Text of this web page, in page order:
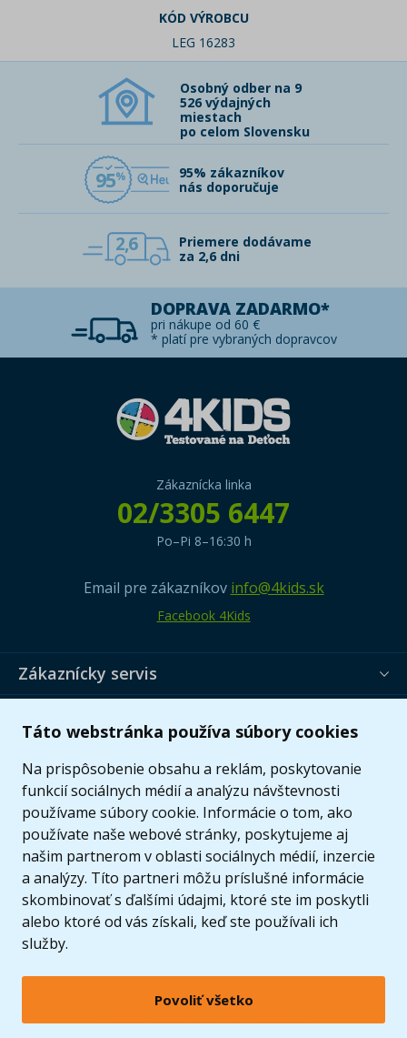
Táto webstránka používa súbory cookies
Na prispôsobenie obsahu a reklám, poskytovanie
funkcií sociálnych médií a analýzu návštevnosti
používame súbory cookie. Informácie o tom, ako
používate naše webové stránky, poskytujeme aj
našim partnerom v oblasti sociálnych médií, inzercie
a analýzy. Títo partneri môžu príslušné informácie
skombinovať s ďalšími údajmi, ktoré ste im poskytli
alebo ktoré od vás získali, keď ste používali ich
služby.
Povoliť všetko
KÓD VÝROBCU
LEG 16283
Osobný odber na 9
526 výdajných
miestach
po celom Slovensku
95
95% zákazníkov
nás doporučuje
2,6
Priemere dodávame
za 2,6 dni
DOPRAVA ZADARMO*
pri nákupe od 60 €
* platí pre vybraných dopravcov
Zákaznícka linka
02/3305 6447
Po–Pi 8–16:30 h
Email pre zákazníkov info@4kids.sk
Facebook 4Kids
Zákaznícky servis
© 2005 - 2026 Copyright 4kids.sk